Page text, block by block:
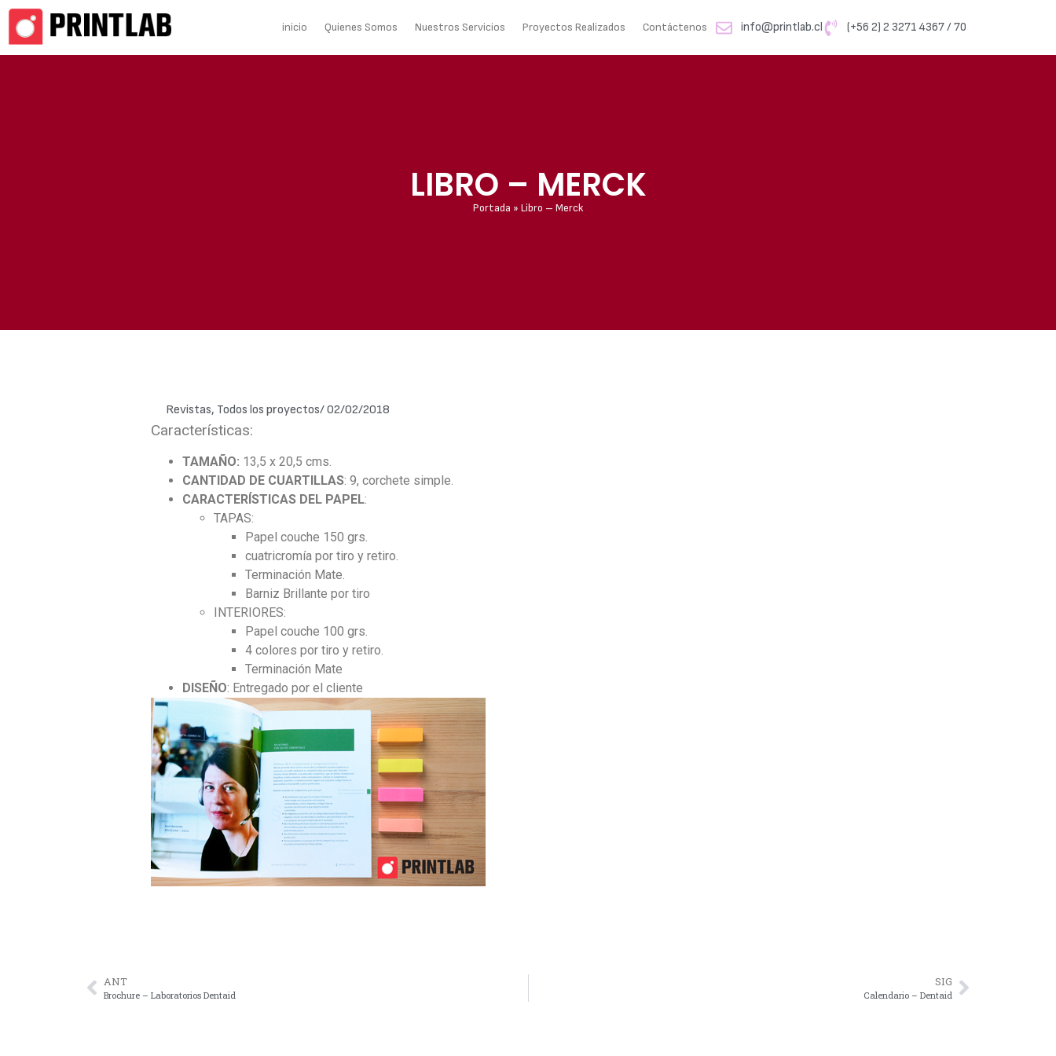
inicio Quienes Somos Nuestros Servicios Proyectos Realizados Contáctenos info@printlab.cl (+56 2) 2 3271 4367 / 70
LIBRO – MERCK
Portada » Libro – Merck
Revistas, Todos los proyectos/02/02/2018
Características:
TAMAÑO: 13,5 x 20,5 cms.
CANTIDAD DE CUARTILLAS: 9, corchete simple.
CARACTERÍSTICAS DEL PAPEL:
TAPAS:
Papel couche 150 grs.
cuatricromía por tiro y retiro.
Terminación Mate.
Barniz Brillante por tiro
INTERIORES:
Papel couche 100 grs.
4 colores por tiro y retiro.
Terminación Mate
DISEÑO: Entregado por el cliente
ANT
Brochure – Laboratorios Dentaid
SIG
Calendario – Dentaid